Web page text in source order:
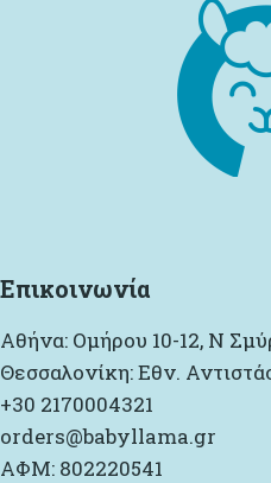
Επικοινωνία
Αθήνα: Ομήρου 10-12, Ν
Θεσσαλονίκη: Εθν.
+30 2170004321
orders@babyllama.gr
ΑΦΜ: 802220541